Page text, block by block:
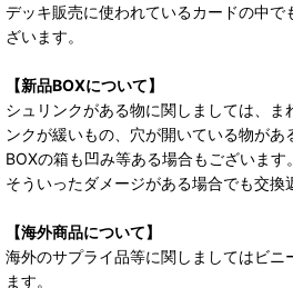
デッキ販売に使われているカードの中で
ざいます。
【新品BOXについて】
シュリンクがある物に関しましては、ま
ンクが緩いもの、穴が開いている物があ
BOXの箱も凹み等ある場合もございます。
そういったダメージがある場合でも交換
【海外商品について】
海外のサプライ品等に関しましてはビニ
ます。